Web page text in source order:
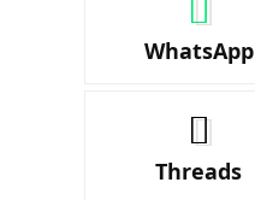
WhatsApp
Threads